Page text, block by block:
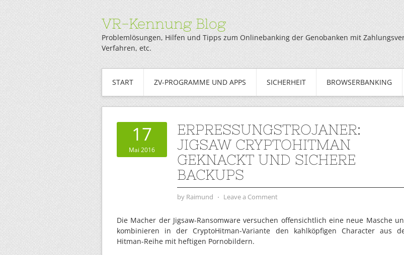
VR-Kennung Blog
Problemlösungen, Hilfen und Tipps zum Onlinebanking der Genobanken mit
Verfahren, etc.
START ZV-PROGRAMME UND APPS SICHERHEIT BROWSERBANKING
17
Mai 2016
ERPRESSUNGSTROJANER:
JIGSAW CRYPTOHITMAN
GEKNACKT UND SICHERE
BACKUPS
by Raimund ⋅ Leave a Comment
Die Macher der Jigsaw-Ransomware versuchen offensichtlich eine neue Masche
kombinieren in der CryptoHitman-Variante den kahlköpfigen Character aus
Hitman-Reihe mit heftigen Pornobildern.